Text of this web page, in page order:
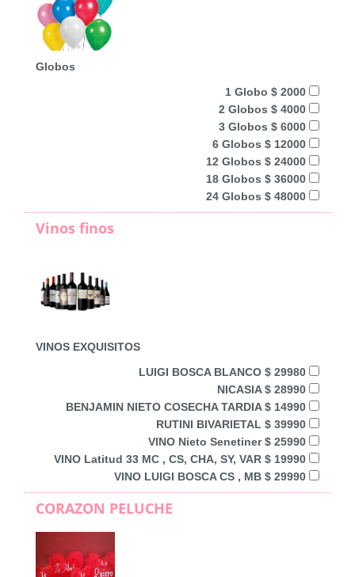
Globos
1 Globo $ 2000
2 Globos $ 4000
3 Globos $ 6000
6 Globos $ 12000
12 Globos $ 24000
18 Globos $ 36000
24 Globos $ 48000
Vinos finos
VINOS EXQUISITOS
LUIGI BOSCA BLANCO $ 29980
NICASIA $ 28990
BENJAMIN NIETO COSECHA TARDIA $ 14990
RUTINI BIVARIETAL $ 39990
VINO Nieto Senetiner $ 25990
VINO Latitud 33 MC , CS, CHA, SY, VAR $ 19990
VINO LUIGI BOSCA CS , MB $ 29990
CORAZON PELUCHE